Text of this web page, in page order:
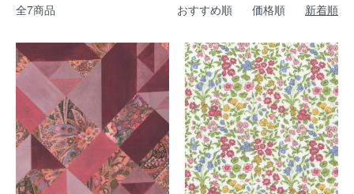
全7商品 おすすめ順 価格順 新着順